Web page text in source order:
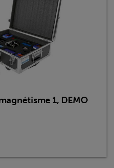
1, DEMO